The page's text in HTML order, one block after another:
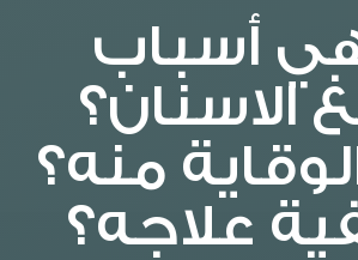
أسباب
الاسنان؟
منه؟
علاجه؟